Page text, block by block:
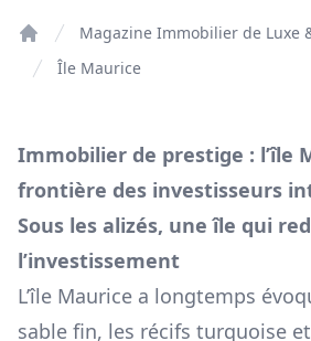
Home
Magazine Immobilier de Luxe
Île Maurice
Immobilier de prestige : l’île
frontière des investisseurs
Sous les alizés, une île qui
l’investissement
L’île Maurice a longtemps
sable fin, les récifs turquoise